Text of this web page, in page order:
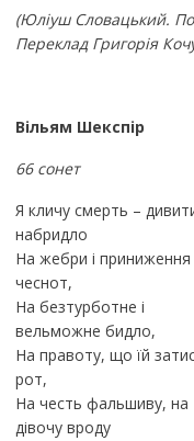
(Юліуш Словацький.
Переклад Григорія
Вільям Шекспір
66 сонет
Я кличу смерть –
набридло
На жебри і приниження
чеснот,
На безтурботне і
вельможне бидло,
На правоту, що їй
рот,
На честь фальшиву, на
дівочу вроду